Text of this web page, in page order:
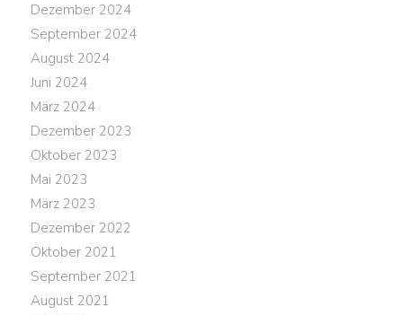
Dezember 2024
September 2024
August 2024
Juni 2024
März 2024
Dezember 2023
Oktober 2023
Mai 2023
März 2023
Dezember 2022
Oktober 2021
September 2021
August 2021